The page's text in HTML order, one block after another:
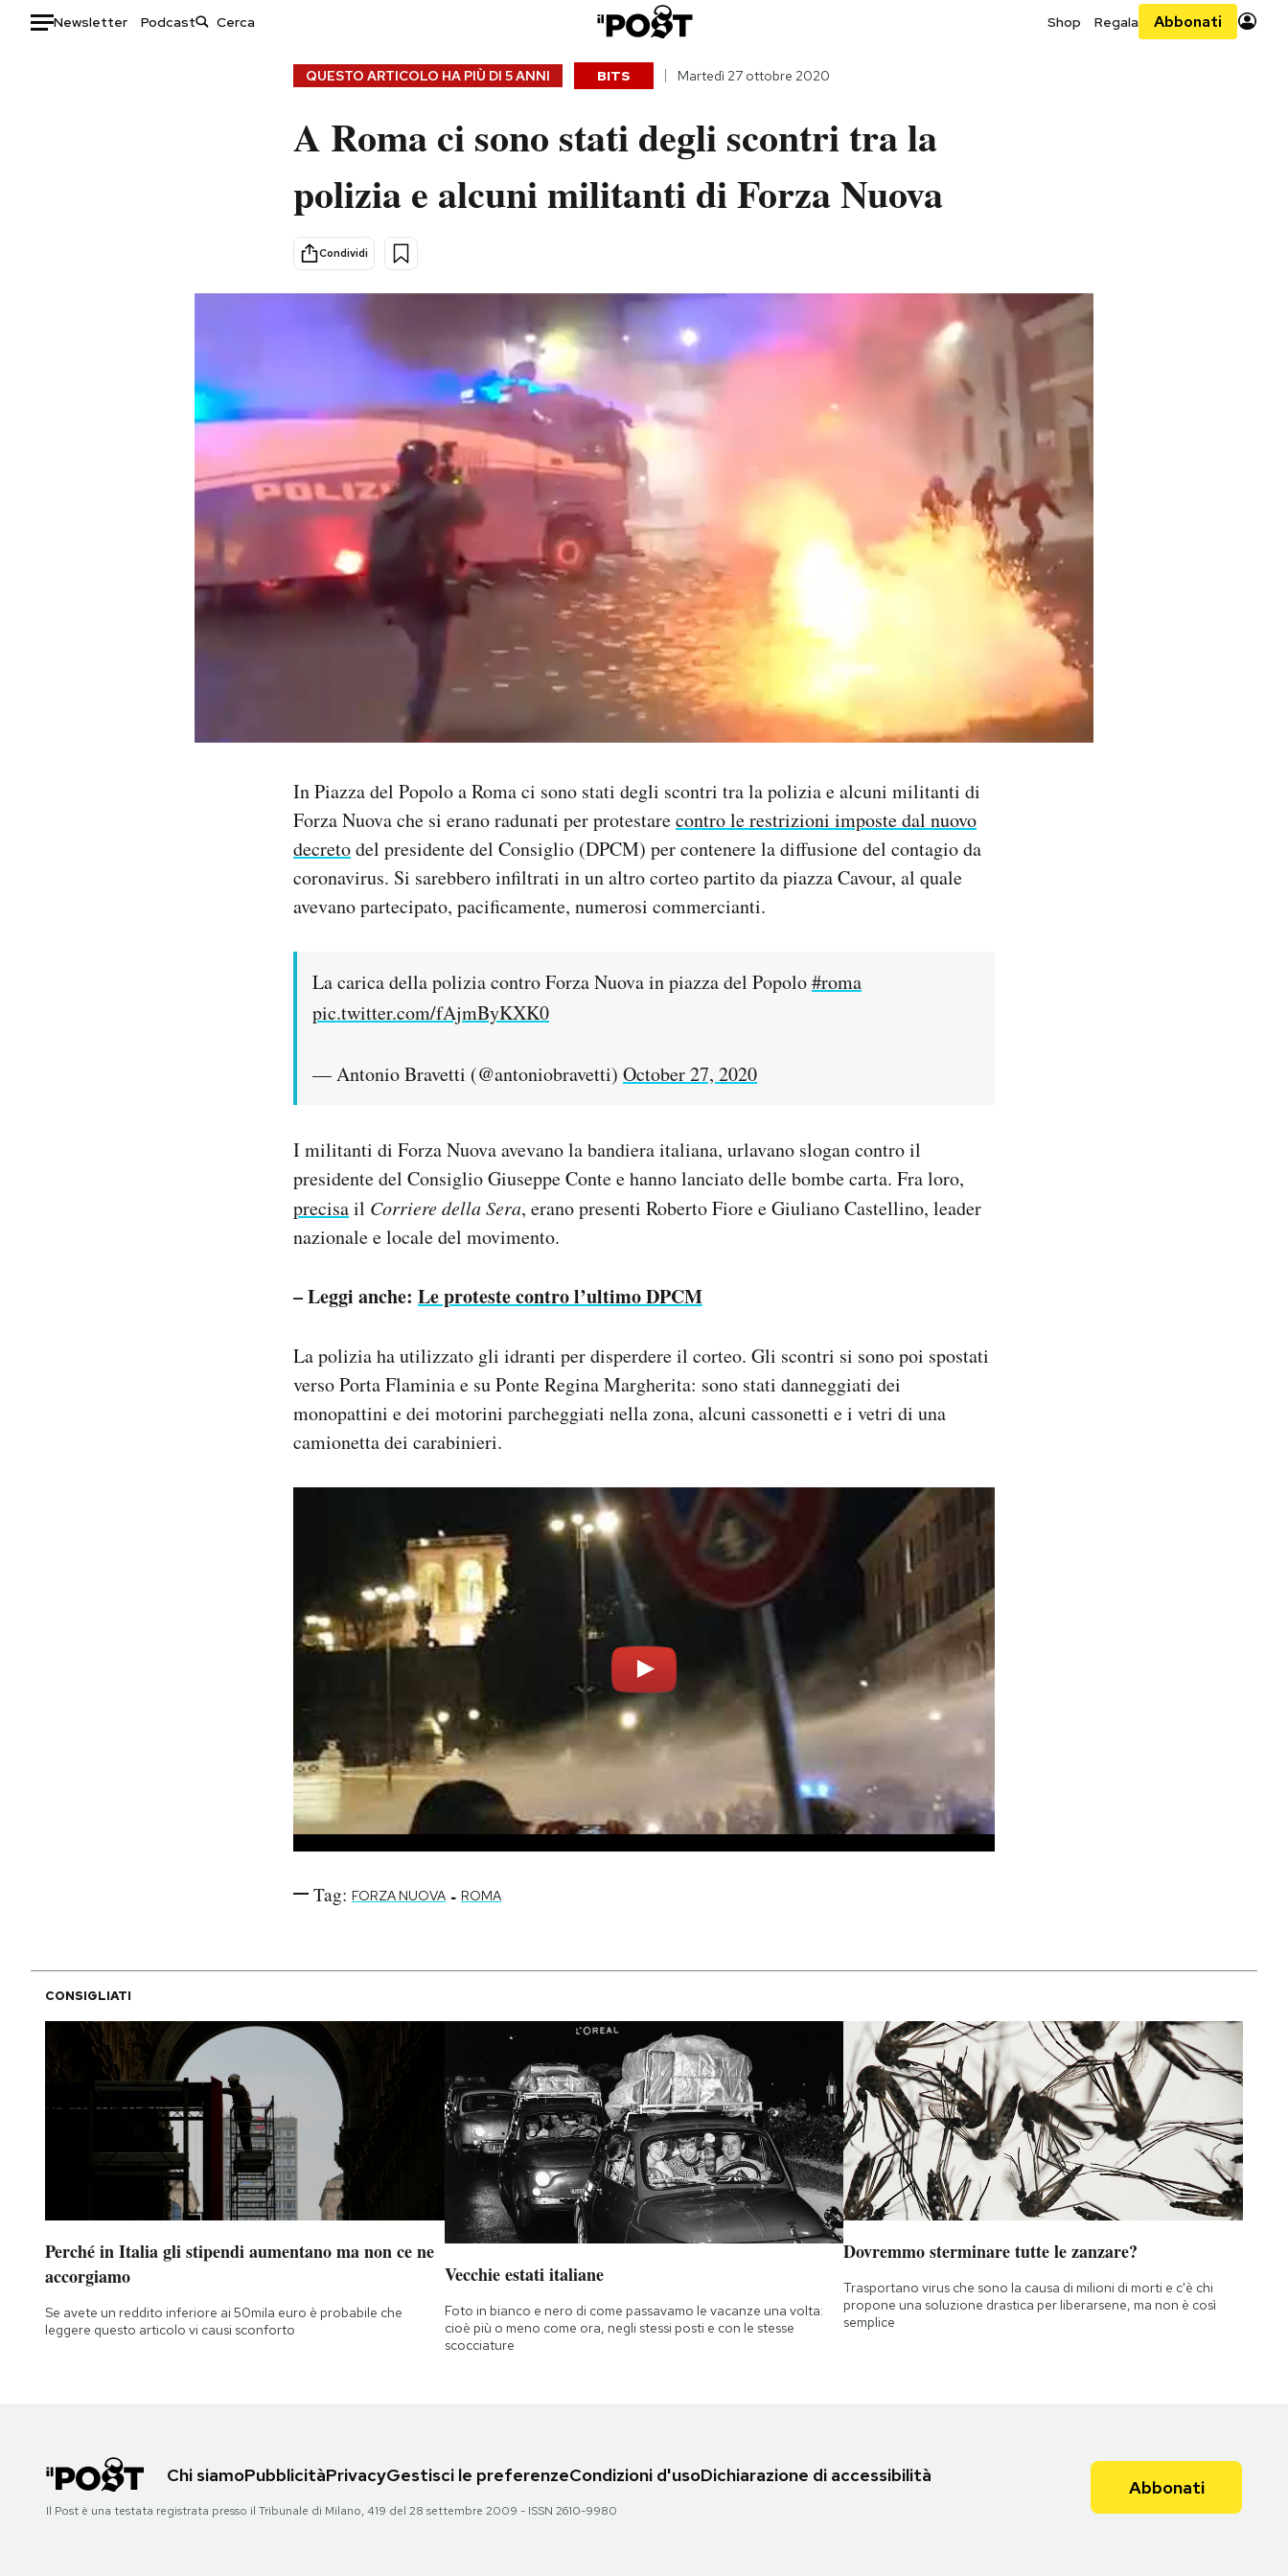
Newsletter Podcast Shop Regala Abbonati
Consumismi
Storie/Idee
Ok Boomer!
Media
QUESTO ARTICOLO HA PIÙ DI 5 ANNI BITS Martedì 27 ottobre 2020
A Roma ci sono stati degli scontri tra la
polizia e alcuni militanti di Forza Nuova
Condividi
In Piazza del Popolo a Roma ci sono stati degli scontri tra la polizia e alcuni militanti di
Forza Nuova che si erano radunati per protestarecontro le restrizioni imposte dal nuovo
decretodel presidente del Consiglio (DPCM) per contenere la diffusione del contagio da
coronavirus. Si sarebbero infiltrati in un altro corteo partito da piazza Cavour, al quale
avevano partecipato, pacificamente, numerosi commercianti.
La carica della polizia contro Forza Nuova in piazza del Popolo#roma
pic.twitter.com/fAjmByKXK0
— Antonio Bravetti (@antoniobravetti) October 27, 2020
I militanti di Forza Nuova avevano la bandiera italiana, urlavano slogan contro il
presidente del Consiglio Giuseppe Conte e hanno lanciato delle bombe carta. Fra loro,
precisail Corriere della Sera, erano presenti Roberto Fiore e Giuliano Castellino, leader
nazionale e locale del movimento.
– Leggi anche: Le proteste contro l’ultimo DPCM
La polizia ha utilizzato gli idranti per disperdere il corteo. Gli scontri si sono poi spostati
verso Porta Flaminia e su Ponte Regina Margherita: sono stati danneggiati dei
monopattini e dei motorini parcheggiati nella zona, alcuni cassonetti e i vetri di una
camionetta dei carabinieri.
Tag: FORZA NUOVA - ROMA
CONSIGLIATI
Perché in Italia gli stipendi aumentano ma non ce ne
accorgiamo
Se avete un reddito inferiore ai 50mila euro è probabile che
leggere questo articolo vi causi sconforto
Vecchie estati italiane
Foto in bianco e nero di come passavamo le vacanze una volta:
cioè più o meno come ora, negli stessi posti e con le stesse
scocciature
Dovremmo sterminare tutte le zanzare?
Trasportano virus che sono la causa di milioni di morti e c'è chi
propone una soluzione drastica per liberarsene, ma non è così
semplice
Chi siamoPubblicitàPrivacyGestisci le preferenzeCondizioni d'usoDichiarazione di accessibilità
Il Post è una testata registrata presso il Tribunale di Milano, 419 del 28 settembre 2009 - ISSN 2610-9980
Abbonati